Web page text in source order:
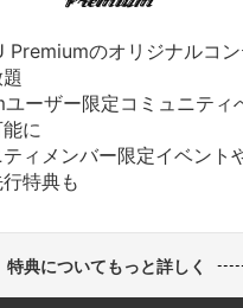
Premiumのオリジナルコ
ーザー限定コミュニティ
に
ィメンバー限定イベント
特典も
特典についてもっと詳しく